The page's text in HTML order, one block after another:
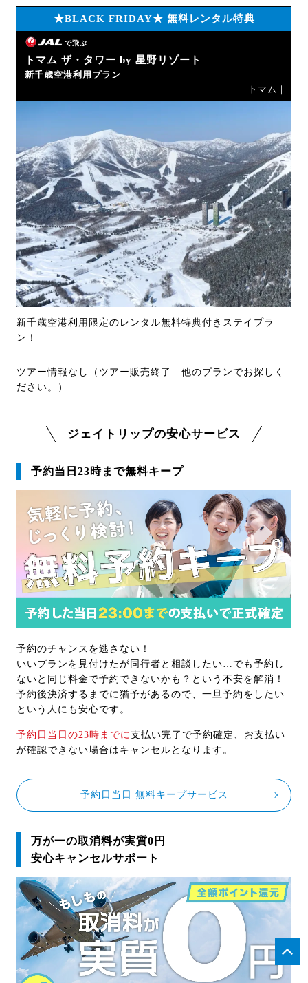
★BLACK FRIDAY★ 無料レンタル特典
で飛ぶ
トマム ザ・タワー by 星野リゾート
新千歳空港利用プラン
｜トマム｜
新千歳空港利用限定のレンタル無料特典付きステイプラ
ン！
ツアー情報なし（ツアー販売終了 他のプランでお探しく
ださい。）
ジェイトリップの安心サービス
予約当日23時まで無料キープ
予約のチャンスを逃さない！
いいプランを見付けたが同行者と相談したい…でも予約し
ないと同じ料金で予約できないかも？という不安を解消！
予約後決済するまでに猶予があるので、一旦予約をしたい
という人にも安心です。
予約日当日の23時までに 支払い完了で予約確定、お支払い
が確認できない場合はキャンセルとなります。
予約日当日 無料キープサービス
万が一の取消料が実質0円
安心キャンセルサポート